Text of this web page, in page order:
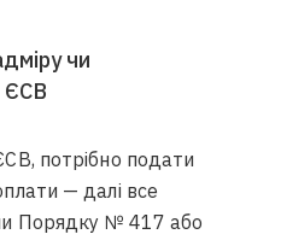
чи
ЄСВ
потрібно подати
— далі все
Порядку № 417 або